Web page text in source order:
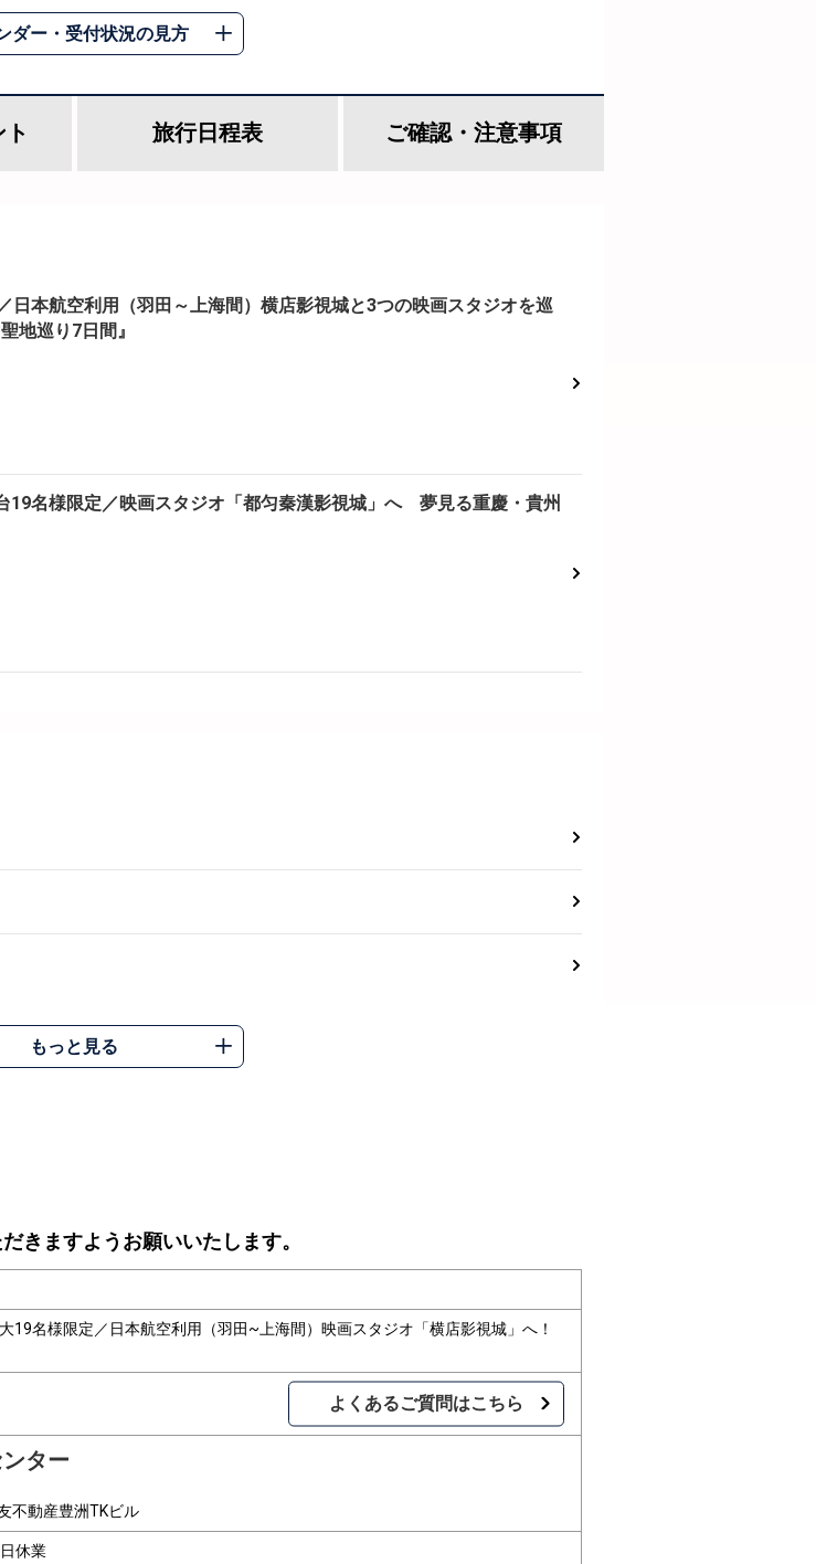
ダー・受付状況の見方
旅行日程表 ご確認・ 注意事項
日本航空利用（羽田～上海間）横店影視城と3つの映画スタジオを巡
地巡り7日間』
19名様限定／映画スタジオ「都匀秦漢影視城」へ 夢見る重慶・貴州
もっと見る
きますようお願いいたします。
19名様限定／日本航空利用（羽田~上海間）映画スタジオ「横店影視城」へ！
よくあるご質問はこちら
ター
不動産豊洲TKビル
休業